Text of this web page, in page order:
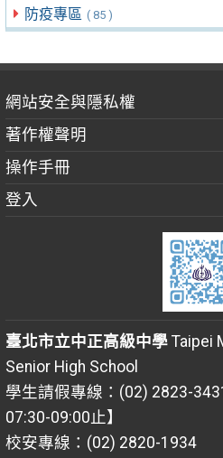
防疫專區 ( 85 )
網站安全與隱私權
著作權聲明
操作手冊
登入
臺北市立中正高級中學Taipei
Senior High School
學生請假專線：(02) 2823-
07:30-09:00止】
校安專線：(02) 2820-1934